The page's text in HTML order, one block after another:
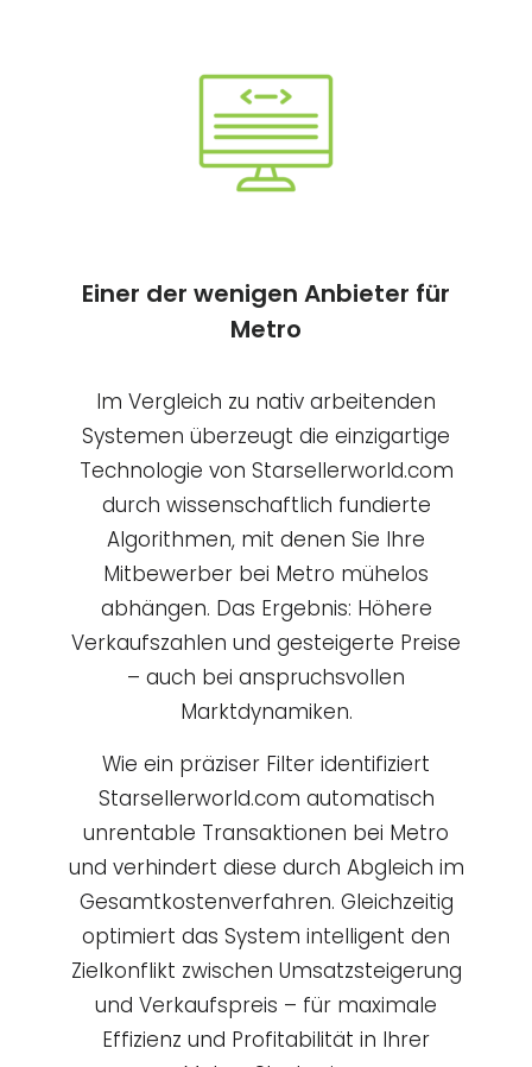
Einer der wenigen Anbieter für
Metro
Im Vergleich zu nativ arbeitenden
Systemen überzeugt die einzigartige
Technologie von Starsellerworld.com
durch wissenschaftlich fundierte
Algorithmen, mit denen Sie Ihre
Mitbewerber bei Metro mühelos
abhängen. Das Ergebnis: Höhere
Verkaufszahlen und gesteigerte Preise
– auch bei anspruchsvollen
Marktdynamiken.
Wie ein präziser Filter identifiziert
Starsellerworld.com automatisch
unrentable Transaktionen bei Metro
und verhindert diese durch Abgleich im
Gesamtkostenverfahren. Gleichzeitig
optimiert das System intelligent den
Zielkonflikt zwischen Umsatzsteigerung
und Verkaufspreis – für maximale
Effizienz und Profitabilität in Ihrer